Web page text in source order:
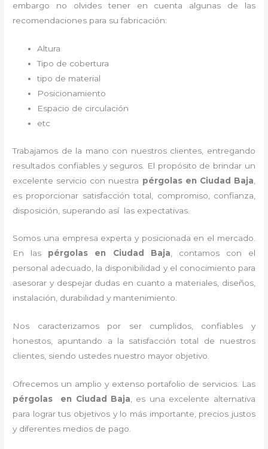
embargo no olvides tener en cuenta algunas de las
recomendaciones para su fabricación:
Altura
Tipo de cobertura
tipo de material
Posicionamiento
Espacio de circulación
etc
Trabajamos de la mano con nuestros clientes, entregando
resultados confiables y seguros. El propósito de brindar un
excelente servicio con nuestra pérgolas en Ciudad Baja
es proporcionar satisfacción total, compromiso, confianza,
disposición, superando así las expectativas.
Somos una empresa experta y posicionada en el mercado.
En las pérgolas en Ciudad Baja, contamos con el
personal adecuado, la disponibilidad y el conocimiento para
asesorar y despejar dudas en cuanto a materiales, diseños,
instalación, durabilidad y mantenimiento.
Nos caracterizamos por ser cumplidos, confiables y
honestos, apuntando a la satisfacción total de nuestros
clientes, siendo ustedes nuestro mayor objetivo.
Ofrecemos un amplio y extenso portafolio de servicios. Las
pérgolas en Ciudad Baja , es una excelente alternativa
para lograr tus objetivos y lo más importante, precios justos
y diferentes medios de pago.